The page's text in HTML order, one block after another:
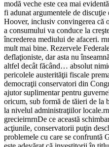
modă veche este cea mai
fi adunat argumentele de
Hoover, inclusiv convingerea că
a consumului va conduce la
încrederea mediului de afaceri.
mult mai bine. Rezervele
deflaţioniste, dar asta nu
altfel decât făcând… absolut
pericolele austerităţii fiscale
democraţii conservatori din
ajutor suplimentar pentru
oricum, sub formă de tăieri de la
la nivelul administraţiilor
grecieirnrnDe ce această
acţiunile, conservatorii puţin
problemele cu care se confruntă